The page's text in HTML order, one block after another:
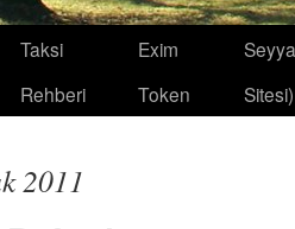
Taksi
Rehberi
Exim
Token
Sitesi)
2011